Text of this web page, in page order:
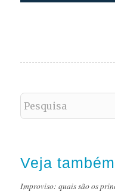
Veja
Improviso: quais são os